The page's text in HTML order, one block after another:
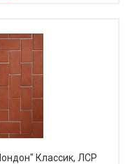
Классик, ЛСР